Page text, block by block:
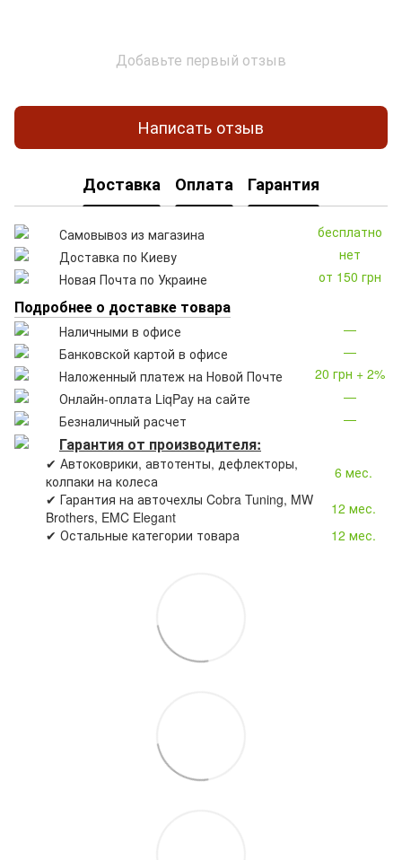
Добавьте первый отзыв
Написать отзыв
Доставка Оплата Гарантия
Самовывоз из магазина
бесплатно
Доставка по Киеву
нет
Новая Почта по Украине
от 150 грн
Подробнее о доставке товара
Наличными в офисе
—
Банковской картой в офисе
—
Наложенный платеж на Новой Почте
20 грн + 2%
Онлайн-оплата LiqPay на сайте
—
Безналичный расчет
—
Гарантия от производителя:
✔ Автоковрики, автотенты, дефлекторы,
колпаки на колеса
6 мес.
✔ Гарантия на авточехлы Cobra Tuning, MW
Brothers, EMC Elegant
12 мес.
✔ Остальные категории товара
12 мес.